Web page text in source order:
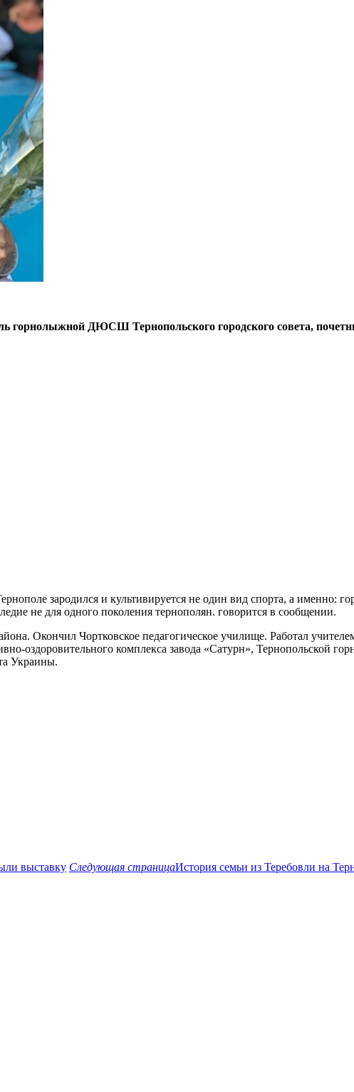
горнолыжной ДЮСШ Тернопольского городского совета,
зародился и культивируется не один вид спорта, а именно:
не для одного поколения тернополян. говорится в сообщении.
Окончил Чортковское педагогическое училище. Работал
оздоровительного комплекса завода «Сатурн», Тернопольской
Украины.
выставку Следующая страницаИстория семьи из Теребовли на